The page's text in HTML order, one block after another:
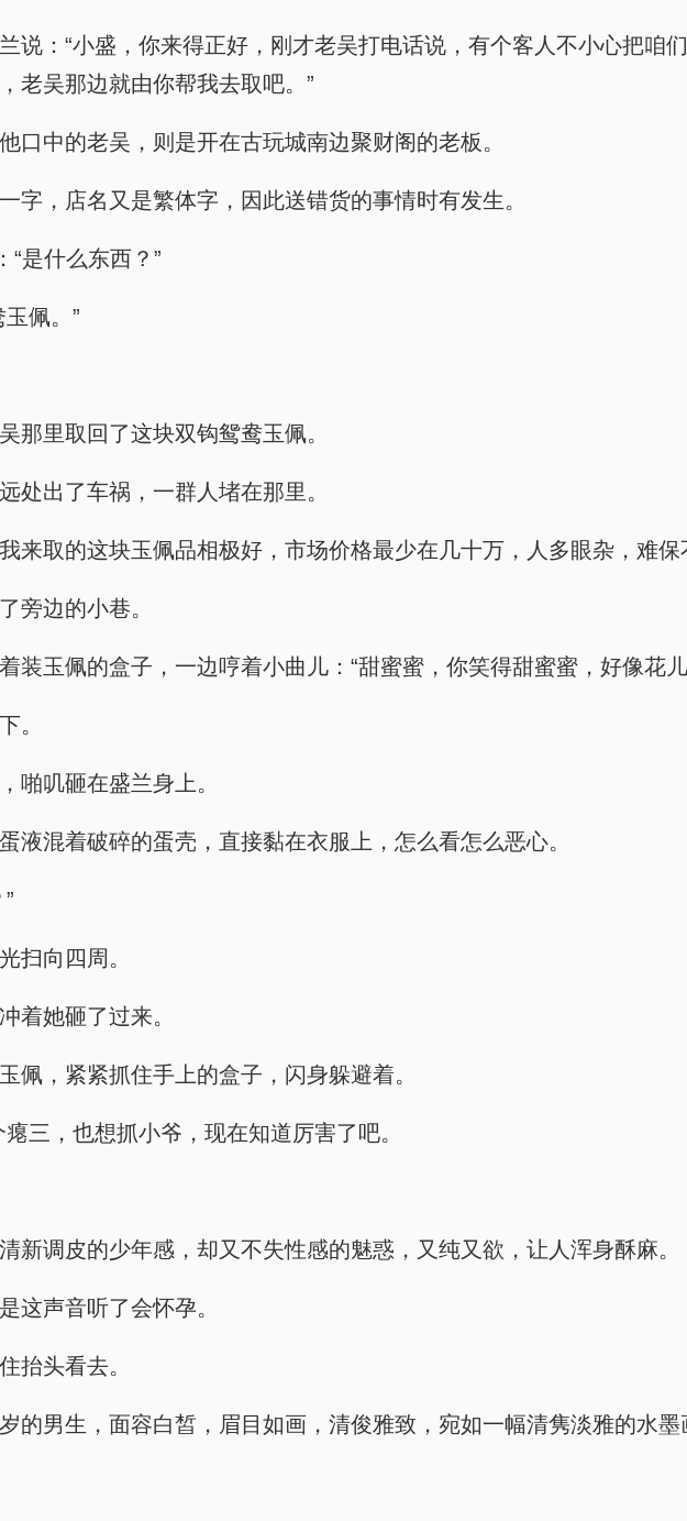
说：“小盛，你来得正好，刚才老吴打电话说，有个客人不小心把咱
老吴那边就由你帮我去取吧。”
口中的老吴，则是开在古玩城南边聚财阁的老板。
字，店名又是繁体字，因此送错货的事情时有发生。
“是什么东西？”
佩。”
那里取回了这块双钩鸳鸯玉佩。
处出了车祸，一群人堵在那里。
来取的这块玉佩品相极好，市场价格最少在几十万，人多眼杂，难
旁边的小巷。
装玉佩的盒子，一边哼着小曲儿：“甜蜜蜜，你笑得甜蜜蜜，好像
。
啪叽砸在盛兰身上。
液混着破碎的蛋壳，直接黏在衣服上，怎么看怎么恶心。
扫向四周。
着她砸了过来。
佩，紧紧抓住手上的盒子，闪身躲避着。
三，也想抓小爷，现在知道厉害了吧。
新调皮的少年感，却又不失性感的魅惑，又纯又欲，让人浑身酥麻。
这声音听了会怀孕。
抬头看去。
的男生，面容白皙，眉目如画，清俊雅致，宛如一幅清隽淡雅的水墨